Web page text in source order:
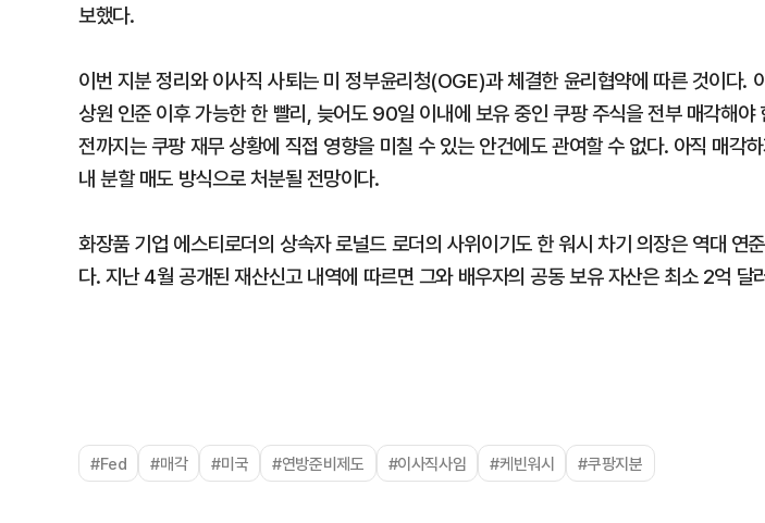
보했다.
이번 지분 정리와 이사직 사퇴는 미 정부윤리청(OGE)과 체결한 윤리협약에 따른 것이다.
상원 인준 이후 가능한 한 빨리, 늦어도 90일 이내에 보유 중인 쿠팡 주식을 전부 매각해야
전까지는 쿠팡 재무 상황에 직접 영향을 미칠 수 있는 안건에도 관여할 수 없다. 아직 매각
내 분할 매도 방식으로 처분될 전망이다.
화장품 기업 에스티로더의 상속자 로널드 로더의 사위이기도 한 워시 차기 의장은 역대 연
다. 지난 4월 공개된 재산신고 내역에 따르면 그와 배우자의 공동 보유 자산은 최소 2억 달
#Fed #매각 #미국 #연방준비제도 #이사직사임 #케빈워시 #쿠팡지분